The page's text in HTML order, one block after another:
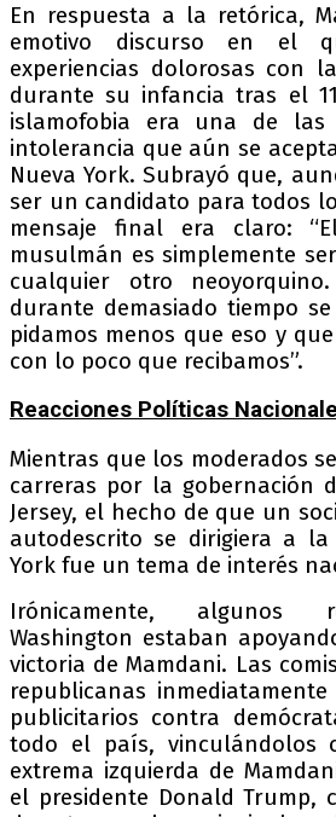
En respuesta a la retórica,
emotivo discurso en el
experiencias dolorosas con
durante su infancia tras el
islamofobia era una de las
intolerancia que aún se
Nueva York. Subrayó que,
ser un candidato para todos
mensaje final era claro:
musulmán es simplemente
cualquier otro
durante demasiado tiempo
pidamos menos que eso y
con lo poco que recibamos”.
Reacciones Políticas
Mientras que los moderados
carreras por la gobernación
Jersey, el hecho de que un
autodescrito se dirigiera a
York fue un tema de interés
Irónicamente, algunos
Washington estaban
victoria de Mamdani. Las
republicanas
publicitarios contra
todo el país, vinculándolos
extrema izquierda de
el presidente Donald Trump,